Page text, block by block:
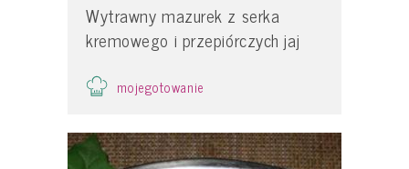
Wytrawny mazurek z serka
kremowego i przepiórczych jaj
mojegotowanie